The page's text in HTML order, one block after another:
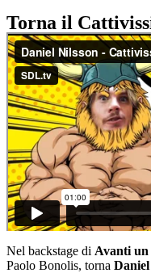
Torna il
Nel backstage di Avanti
Paolo Bonolis, torna